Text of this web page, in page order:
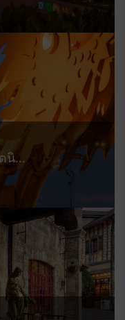
นิ...